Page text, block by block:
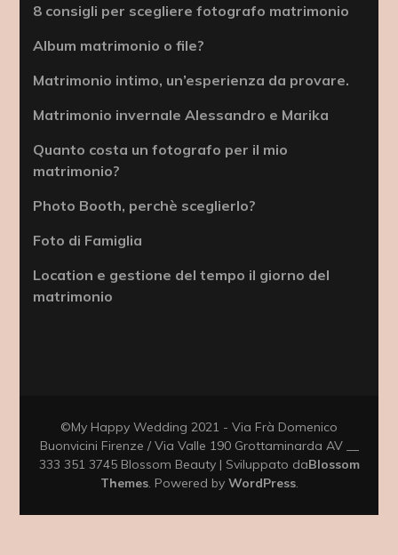
8 consigli per scegliere fotografo matrimonio
Album matrimonio o file?
Matrimonio intimo, un’esperienza da provare.
Matrimonio invernale Alessandro e Marika
Quanto costa un fotografo per il mio
matrimonio?
Photo Booth, perchè sceglierlo?
Foto di Famiglia
Location e gestione del tempo il giorno del
matrimonio
©My Happy Wedding 2021 - Via Frà Domenico
Buonvicini Firenze / Via Valle 190 Grottaminarda AV __
333 351 3745 Blossom Beauty | Sviluppato daBlossom
Themes. Powered by WordPress.